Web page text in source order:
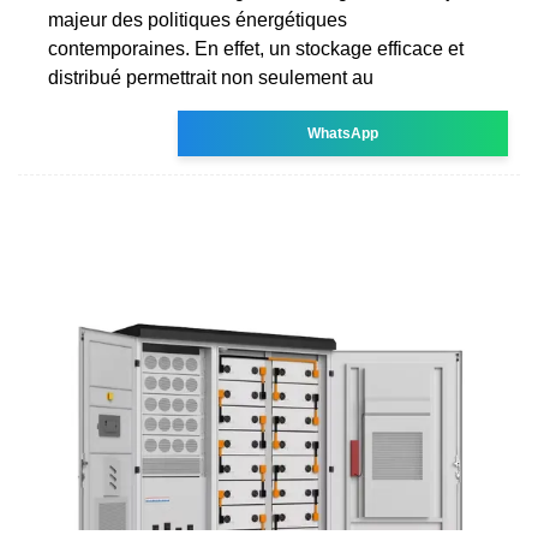
majeur des politiques énergétiques
contemporaines. En effet, un stockage efficace et
distribué permettrait non seulement au
WhatsApp